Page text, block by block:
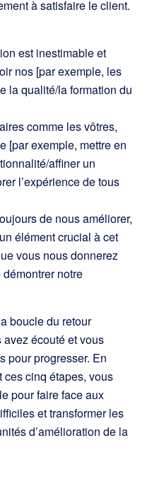
à satisfaire le client.
est inestimable et
nos [par exemple, les
la qualité/la formation du
comme les vôtres,
[par exemple, mettre en
affiner un
l’expérience de tous
de nous améliorer,
élément crucial à cet
vous nous donnerez
notre
boucle du retour
avez écouté et vous
pour progresser. En
cinq étapes, vous
pour faire face aux
et transformer les
d’amélioration de la